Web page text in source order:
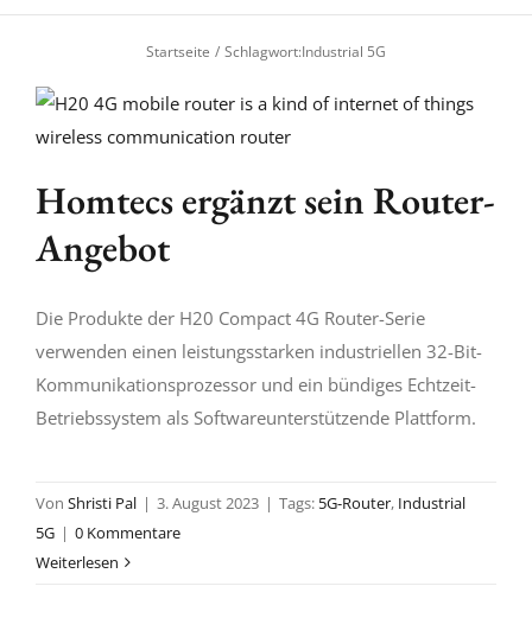
Startseite Schlagwort:Industrial 5G
Homtecs ergänzt sein Router-
Angebot
Die Produkte der H20 Compact 4G Router-Serie
verwenden einen leistungsstarken industriellen 32-Bit-
Kommunikationsprozessor und ein bündiges Echtzeit-
Betriebssystem als Softwareunterstützende Plattform.
Von Shristi Pal | 3. August 2023 | Tags: 5G-Router, Industrial
5G | 0 Kommentare
Weiterlesen